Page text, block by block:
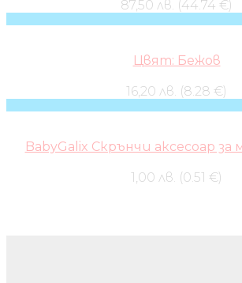
87,50 лв. (44.74 €)
Цвят: Бежов
16,20 лв. (8.28 €)
BabyGalix Скрънчи аксесоар за
1,00 лв. (0.51 €)